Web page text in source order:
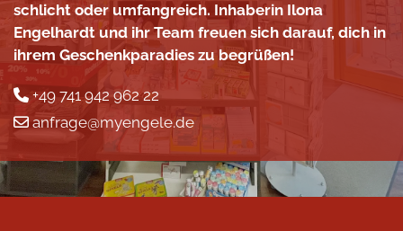
schlicht oder umfangreich. Inhaberin Ilona
Engelhardt und ihr Team freuen sich darauf, dich in
ihrem Geschenkparadies zu begrüßen!
 +49 741 942 962 22
 anfrage@myengele.de